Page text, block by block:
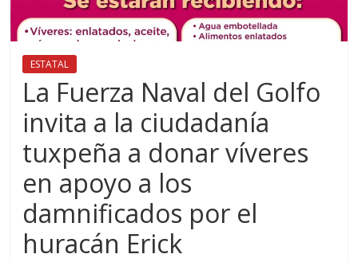
ESTATAL
La Fuerza Naval del Golfo
invita a la ciudadanía
tuxpeña a donar víveres
en apoyo a los
damnificados por el
huracán Erick